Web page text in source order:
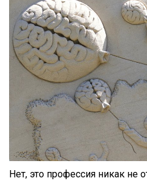
Нет, это профессия никак не